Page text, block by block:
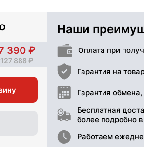
390
127 888
Наши
Оплата при
Гарантия на
Гарантия
Бесплатная
более подробно
Работаем